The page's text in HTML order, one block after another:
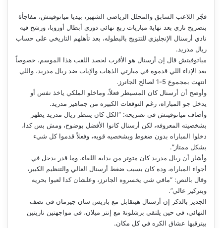
فجّر اللاعب السابق والمحلل الرياضي الشهير، بيديا مياتوفيتش، مفاجأة
بتصريح ناري بعد نهاية مباريات ربع نهائي دوري أبطال أوروبا، ورشح فيه
نادي أرسنال الإنجليزي للتتويج بالبطوله، بعد تأهلهم التاريخي على حساب
ريال مدريد.
مياتوفيتش قال إن أرسنال هو الأقرب لحصد اللقب هذا الموسم، خصوصاً
بعد الإداء اللي قدموه في مبارتي الذهاب والإياب ضد ريال مدريد، واللي
انتهت بمجموع 5-1 لصالح الجانرز.
وأوضح أن أرسنال كان المسيطر فعلاً، وماخلو الملكي ياخذ نفس أو
يدخل جو المباراه، رغم التوقعات الكبيره من جماهير مدريد.
وأضاف مياتوفيتش في تصريحه: “الكل كان ينتظر ريال مدريد يظهر
بشخصيته المعروفه، لكن أرسنال كانوا الأفضل بوضوح، ومش بس كدا،
دخلوا المباراه بدون ضغوط وبشخصيه قويه، وفعلاً قدموا كل شيء
بشكل ممتاز”.
وأشار أن ريال مدريد كان متوتر من بداية اللقاء، وما قدر يدخل في
أجواء المباراه، وده كان بسبب ضغط أرسنال العالي والتنظيم الكبير،
وقال بالنص: “مافي شي يخسروه الجانرز، وعلشان كدا لعبوا بحريه
وبتركيز عالي”.
الجدير بالذكر إن أرسنال هيتقابل مع باريس سان جيرمان في نصف
النهائي، في حين يلتقي برشلونة مع إنتر ميلان، في مواجهتين ناريتين
بيترقبها عشاق الكره في كل مكان.